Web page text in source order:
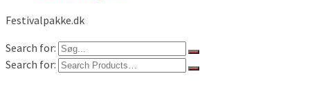
Festivalpakke.dk
Search for:
Search for: